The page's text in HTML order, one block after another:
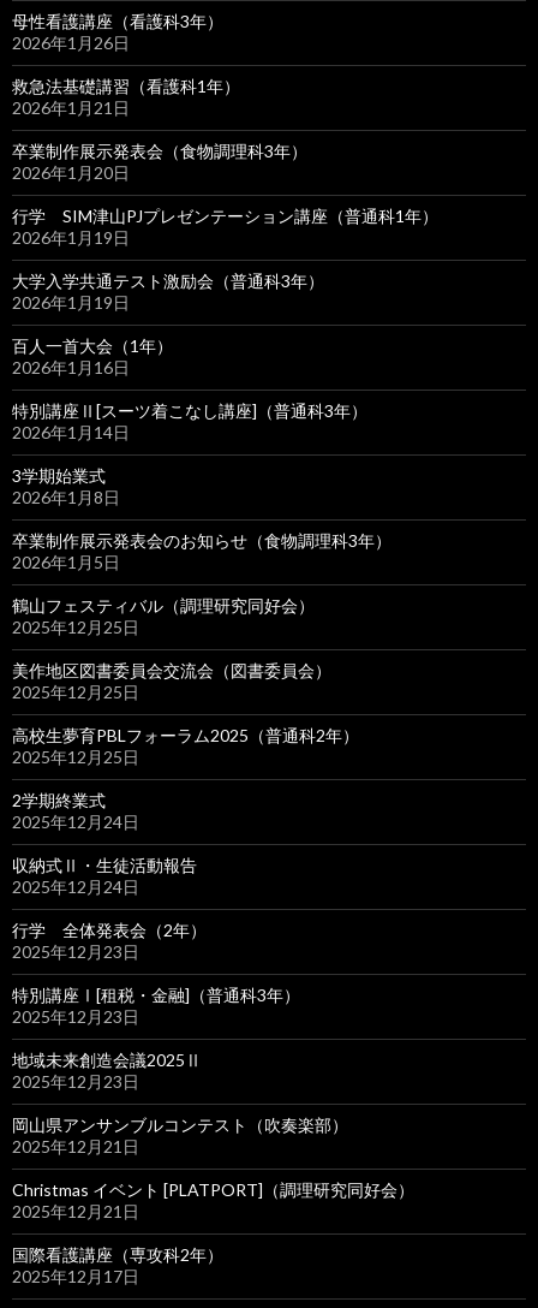
母性看護講座（看護科3年）
2026年1月26日
救急法基礎講習（看護科1年）
2026年1月21日
卒業制作展示発表会（食物調理科3年）
2026年1月20日
行学 SIM津山PJプレゼンテーション講座（普通科1年）
2026年1月19日
大学入学共通テスト激励会（普通科3年）
2026年1月19日
百人一首大会（1年）
2026年1月16日
特別講座Ⅱ[スーツ着こなし講座]（普通科3年）
2026年1月14日
3学期始業式
2026年1月8日
卒業制作展示発表会のお知らせ（食物調理科3年）
2026年1月5日
鶴山フェスティバル（調理研究同好会）
2025年12月25日
美作地区図書委員会交流会（図書委員会）
2025年12月25日
高校生夢育PBLフォーラム2025（普通科2年）
2025年12月25日
2学期終業式
2025年12月24日
収納式Ⅱ・生徒活動報告
2025年12月24日
行学 全体発表会（2年）
2025年12月23日
特別講座Ⅰ[租税・金融]（普通科3年）
2025年12月23日
地域未来創造会議2025Ⅱ
2025年12月23日
岡山県アンサンブルコンテスト（吹奏楽部）
2025年12月21日
Christmas イベント [PLATPORT]（調理研究同好会）
2025年12月21日
国際看護講座（専攻科2年）
2025年12月17日